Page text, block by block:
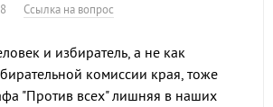
Ссылка на вопрос
и избиратель, а не как
комиссии края, тоже
"Против всех" лишняя в наших